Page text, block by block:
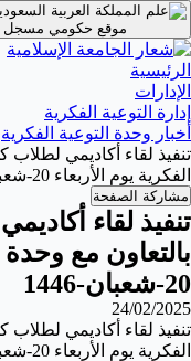
موقع حكومي مسجل
الرئيسية
الإدارات
إدارة التوعية الفكرية
أخبار وحدة التوعية الفكرية
تنفيذ لقاء أكاديمي لطلاب
الفكرية يوم الأربعاء 20-شعبان-1446
مشاركة الصفحة
تنفيذ لقاء
بالتعاون مع وحدة
20-شعبان-1446
24/02/2025
تنفيذ لقاء أكاديمي لطلاب